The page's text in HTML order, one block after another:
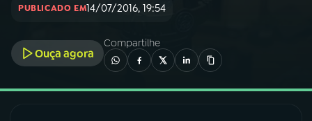
PUBLICADO EM14/07/2016, 19:54
Ouça agora
Compartilhe